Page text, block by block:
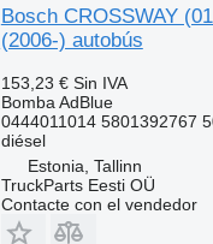
Bosch CROSSWAY
(2006-) autobús
153,23 € Sin IVA
Bomba AdBlue
0444011014 5801392767
diésel
Estonia, Tallinn
TruckParts Eesti OÜ
Contacte con el vendedor